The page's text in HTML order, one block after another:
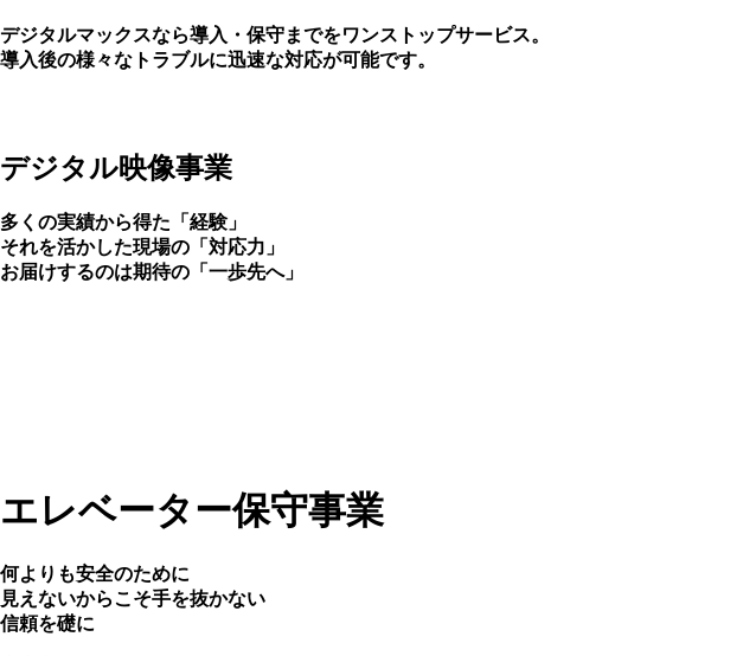
デジタルマックスなら導入・保守までをワンストップサービス。
導入後の様々なトラブルに迅速な対応が可能です。
デジタル映像事業
多くの実績から得た「経験」
それを活かした現場の「対応力」
お届けするのは期待の「一歩先へ」
エレベーター保守事業
何よりも安全のために
見えないからこそ手を抜かない
信頼を礎に